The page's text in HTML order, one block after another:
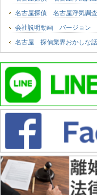
名古屋探偵 名古屋浮気調
会社説明動画 バージョン
名古屋 探偵業界おかしな